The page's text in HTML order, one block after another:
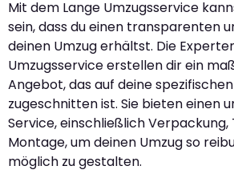
Mit dem Lange Umzugsservice
sein, dass du einen transparenten
deinen Umzug erhältst. Die
Umzugsservice erstellen dir ein
Angebot, das auf deine
zugeschnitten ist. Sie bieten einen
Service, einschließlich
Montage, um deinen Umzug so
möglich zu gestalten.